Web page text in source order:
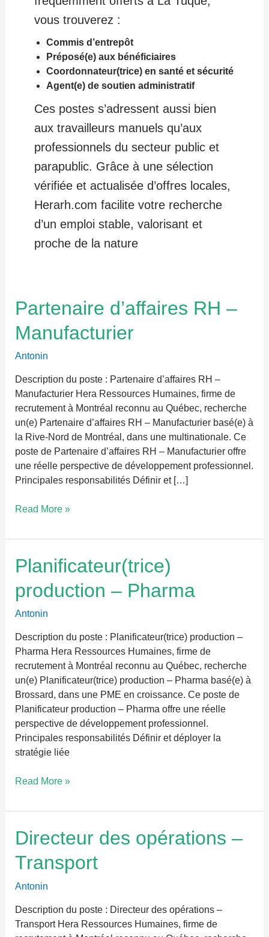
vous trouverez :
Commis d’entrepôt
Préposé(e) aux bénéficiaires
Coordonnateur(trice) en santé et sécurité
Agent(e) de soutien administratif
Ces postes s’adressent aussi bien
aux travailleurs manuels qu’aux
professionnels du secteur public et
parapublic. Grâce à une sélection
vérifiée et actualisée d’offres locales,
Herarh.com facilite votre recherche
d’un emploi stable, valorisant et
proche de la nature
Partenaire d’affaires RH –
Manufacturier
Antonin
Description du poste : Partenaire d’affaires RH –
Manufacturier Hera Ressources Humaines, firme de
recrutement à Montréal reconnu au Québec, recherche
un(e) Partenaire d’affaires RH – Manufacturier basé(e) à
la Rive-Nord de Montréal, dans une multinationale. Ce
poste de Partenaire d’affaires RH – Manufacturier offre
une réelle perspective de développement professionnel.
Principales responsabilités Définir et […]
Partenaire
d’affaires
RH
Manufacturier
Read More »
Planificateur(trice)
production – Pharma
Antonin
Description du poste : Planificateur(trice) production –
Pharma Hera Ressources Humaines, firme de
recrutement à Montréal reconnu au Québec, recherche
un(e) Planificateur(trice) production – Pharma basé(e) à
Brossard, dans une PME en croissance. Ce poste de
Planificateur production – Pharma offre une réelle
perspective de développement professionnel.
Principales responsabilités Définir et déployer la
stratégie liée
Planificateur(trice)
production
–
Pharma
Read More »
Directeur des opérations –
Transport
Antonin
Description du poste : Directeur des opérations –
Transport Hera Ressources Humaines, firme de
Directeur
des
opérations
Transport